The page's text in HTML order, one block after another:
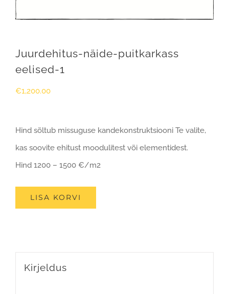
Juurdehitus-näide-puitkarkass
eelised-1
€1,200.00
Hind sõltub missuguse kandekonstruktsiooni Te valite,
kas soovite ehitust moodulitest või elementidest.
Hind 1200 – 1500 €/m2
LISA KORVI
Kirjeldus